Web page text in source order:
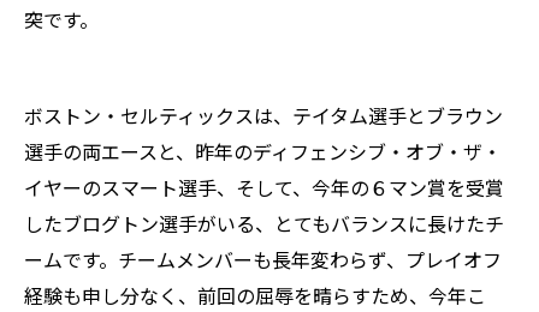
突です。
ボストン・セルティックスは、テイタム選手とブラウン
選手の両エースと、昨年のディフェンシブ・オブ・ザ・
イヤーのスマート選手、そして、今年の６マン賞を受賞
したブログトン選手がいる、とてもバランスに長けたチ
ームです。チームメンバーも長年変わらず、プレイオフ
経験も申し分なく、前回の屈辱を晴らすため、今年こ